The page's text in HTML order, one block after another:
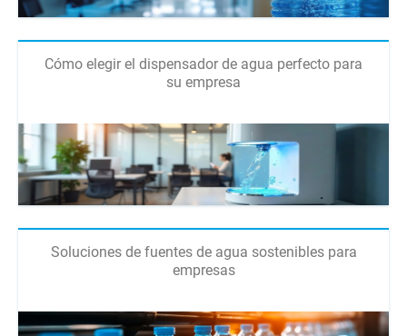
Cómo elegir el dispensador de agua perfecto para
su empresa
Soluciones de fuentes de agua sostenibles para
empresas